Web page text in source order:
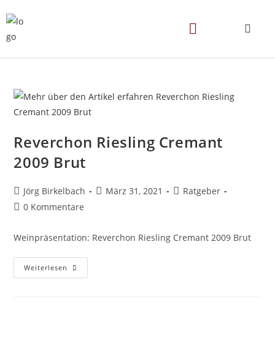
Reverchon Riesling Cremant
2009 Brut
Jörg Birkelbach März 31, 2021
Ratgeber
0 Kommentare
Weinpräsentation: Reverchon Riesling Cremant 2009 Brut
Weiterlesen